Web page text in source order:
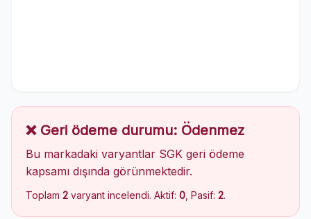
❌ Geri ödeme durumu: Ödenmez
Bu markadaki varyantlar SGK geri ödeme
kapsamı dışında görünmektedir.
Toplam 2 varyant incelendi. Aktif: 0 , Pasif: 2.